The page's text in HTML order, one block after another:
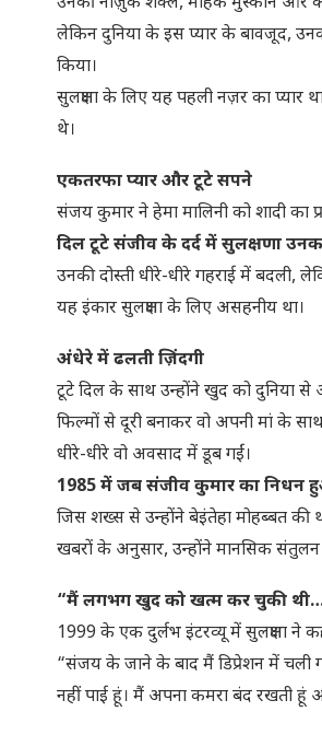
लेकिन दुनिया के इस प्यार के बावजूद,
किया।
सुलक्षणा के लिए यह पहली नज़र का प्यार
थे।
एकतरफा प्यार और टूटे सपने
संजय कुमार ने हेमा मालिनी को शादी का
दिल टूटे संजीव के दर्द में सुलक्षणा
उनकी दोस्ती धीरे-धीरे गहराई में बदली,
यह इंकार सुलक्षणा के लिए असहनीय था।
अंधेरे में ढलती ज़िंदगी
टूटे दिल के साथ उन्होंने खुद को दुनिया से
फिल्मों से दूरी बनाकर वो अपनी मां के
धीरे-धीरे वो अवसाद में डूब गईं।
1985 में जब संजीव कुमार का निधन
जिस शख्स से उन्होंने बेइंतेहा मोहब्बत
खबरों के अनुसार, उन्होंने मानसिक
“मैं लगभग खुद को खत्म कर चुकी
1999 के एक दुर्लभ इंटरव्यू में सुलक्षणा ने
“संजय के जाने के बाद मैं डिप्रेशन में
नहीं पाई हूं। मैं अपना कमरा बंद रखती हूं